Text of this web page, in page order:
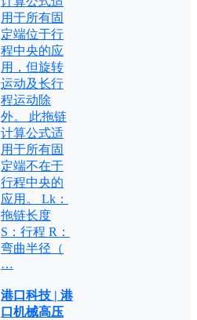
用于所有固
定端位于行
程中央的应
用，但旋转
运动及长行
程运动除
外。 此拖链
计算公式适
用于所有固
定端不在于
行程中央的
应用。 Lk：
拖链长度
S：行程 R：
弯曲半径（
…
港口科技 | 港
口机械高压